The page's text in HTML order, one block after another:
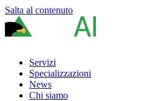
Salta al contenuto
Servizi
Specializzazioni
News
Chi siamo